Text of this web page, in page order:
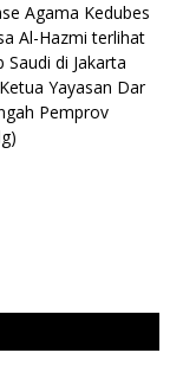
Agama Kedubes
Al-Hazmi terlihat
di Jakarta
Yayasan Dar
Pemprov